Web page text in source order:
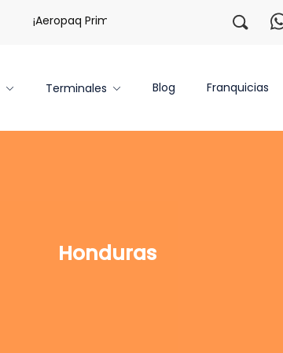
¡Aeropaq Prime TE DA MÁS! ¡Regístrate
Terminales Blog Franquicias
Honduras